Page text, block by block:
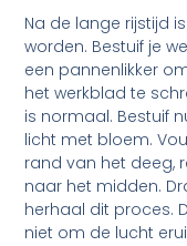
Na de lange rijstijd
worden. Bestuif je
een pannenlikker
het werkblad te
is normaal. Bestuif
licht met bloem.
rand van het deeg,
naar het midden.
herhaal dit proces.
niet om de lucht